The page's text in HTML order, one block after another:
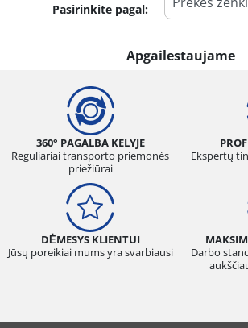
Padangos tipas
Vasara (0)
Visi sezonai (0)
Transporto priemonės tipas
Visi tipai (0)
Lengvasis automobilis (0)
Pasirinkite pagal:
Apgailestaujame
360° PAGALBA KELYJE
Reguliariai transporto priemonės
priežiūrai
Ekspertų
DĖMESYS KLIENTUI
Jūsų poreikiai mums yra svarbiausi
Darbo